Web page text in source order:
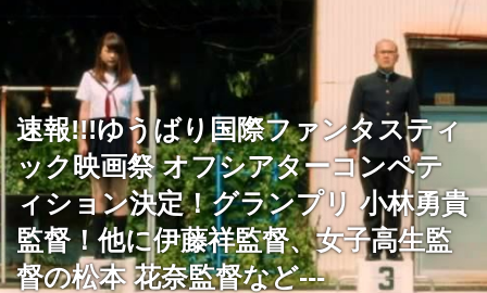
速報!!!ゆうばり国際ファンタスティ
ック映画祭 オフシアターコンペテ
ィション決定！グランプリ 小林勇貴
監督！他に伊藤祥監督、女子高生監
督の松本 花奈監督など---